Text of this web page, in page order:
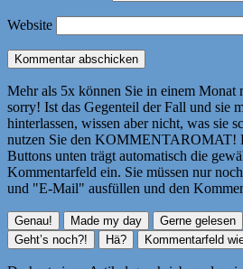
Website
Mehr als 5x können Sie in einem Monat
sorry! Ist das Gegenteil der Fall und sie
hinterlassen, wissen aber nicht, was sie
nutzen Sie den KOMMENTAROMAT!
Buttons unten trägt automatisch die
Kommentarfeld ein. Sie müssen nur
und "E-Mail" ausfüllen und den